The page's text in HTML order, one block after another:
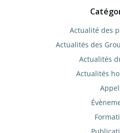
Actualité des
Actualités des
Actualités
Actualités